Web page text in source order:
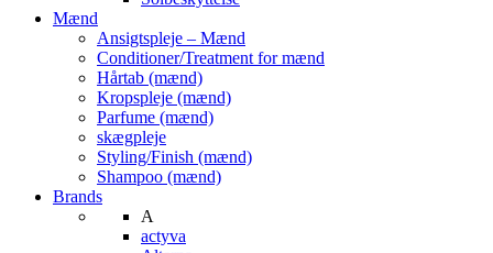
Mænd
Ansigtspleje – Mænd
Conditioner/Treatment for mænd
Hårtab (mænd)
Kropspleje (mænd)
Parfume (mænd)
skægpleje
Styling/Finish (mænd)
Shampoo (mænd)
Brands
A
actyva